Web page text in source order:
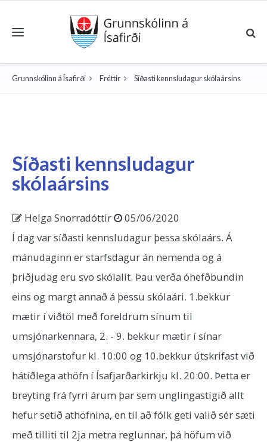
Toggle navigation
Grunnskólinn á Ísafirði Fréttir Síðasti kennsludagur skólaársins
Síðasti kennsludagur
skólaársins
Helga Snorradóttir
05/06/2020
Í dag var síðasti kennsludagur þessa skólaárs. Á
mánudaginn er starfsdagur án nemenda og á
þriðjudag eru svo skólalit. Þau verða óhefðbundin
eins og margt annað á þessu skólaári. 1.bekkur
mætir í viðtöl með foreldrum sínum til
umsjónarkennara, 2. - 9. bekkur mætir í sínar
umsjónarstofur kl. 10:00 og 10.bekkur útskrifast við
hátíðlega athöfn í Ísafjarðarkirkju kl. 20:00. Þetta er
breyting frá fyrri árum þar sem unglingastigið allt
hefur setið athöfnina, en til að fólk geti valið sér sæti
með tilliti til 2ja metra reglunnar, þá höfum við